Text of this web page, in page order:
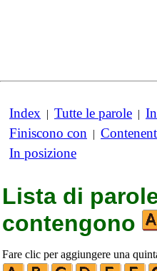
Index | Tutte le parole |
Finiscono con |
In posizione
Lista di
contengono
Fare clic per aggiungere una